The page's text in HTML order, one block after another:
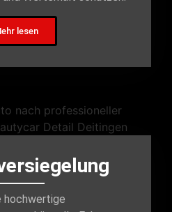
lesen
hochwertige